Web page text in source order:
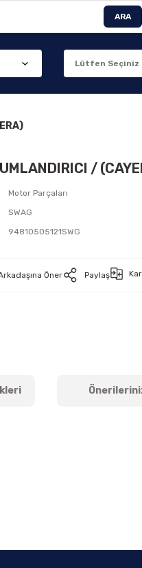
ARA
/
Motor Parçaları
SWAG
94810505121SWG
Öner Paylaş